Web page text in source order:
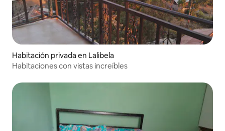
Habitación privada en Lalibela
Habitaciones con vistas increíbles